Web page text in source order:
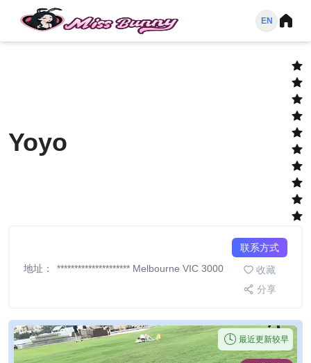
EN
Yoyo
地址 ： ********************* Melbourne VIC 3000
联系方式
收藏
分享
🕓 最近更新较早